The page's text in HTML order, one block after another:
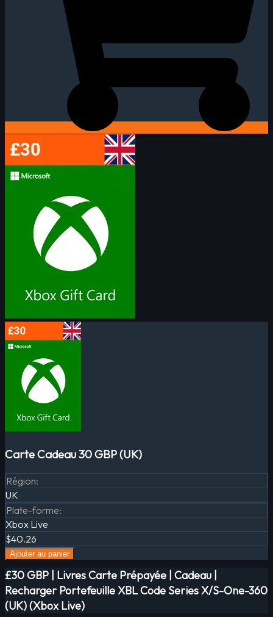
Carte Cadeau 30 GBP (UK)
Région:
UK
Plate-forme:
Xbox Live
$40.26
Ajouter au panier
£30 GBP | Livres Carte Prépayée | Cadeau |
Recharger Portefeuille XBL Code Series X/S-One-360
(UK) (Xbox Live)